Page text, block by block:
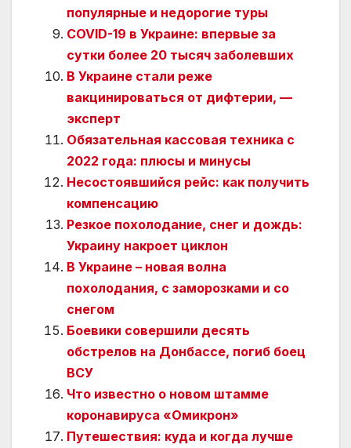
популярные и недорогие туры
COVID-19 в Украине: впервые за
сутки более 20 тысяч заболевших
В Украине стали реже
вакцинироваться от дифтерии, —
эксперт
Обязательная кассовая техника с
2022 года: плюсы и минусы
Несостоявшийся рейс: как получить
компенсацию
Резкое похолодание, снег и дождь:
Украину накроет циклон
В Украине – новая волна
похолодания, с заморозками и со
снегом
Боевики совершили десять
обстрелов на Донбассе, погиб боец
ВСУ
Что известно о новом штамме
коронавируса «Омикрон»
Путешествия: куда и когда лучше